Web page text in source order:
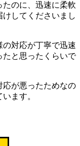
のに、迅速に柔軟
してくださいまし
対応が丁寧で迅速
たと思ったくらいで
応が悪ったためなの
ます。